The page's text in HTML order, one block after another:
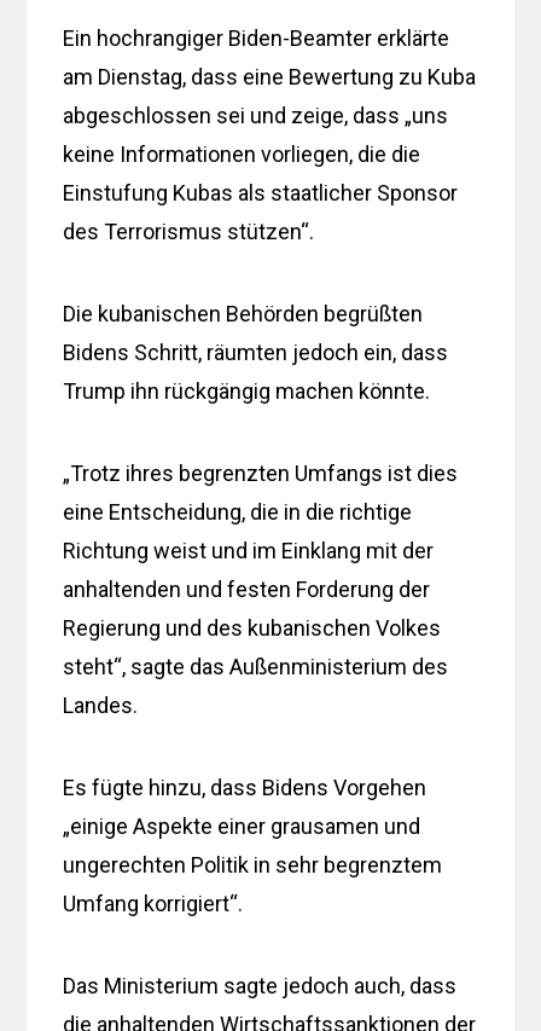
Ein hochrangiger Biden-Beamter erklärte
am Dienstag, dass eine Bewertung zu Kuba
abgeschlossen sei und zeige, dass „uns
keine Informationen vorliegen, die die
Einstufung Kubas als staatlicher Sponsor
des Terrorismus stützen“.
Die kubanischen Behörden begrüßten
Bidens Schritt, räumten jedoch ein, dass
Trump ihn rückgängig machen könnte.
„Trotz ihres begrenzten Umfangs ist dies
eine Entscheidung, die in die richtige
Richtung weist und im Einklang mit der
anhaltenden und festen Forderung der
Regierung und des kubanischen Volkes
steht“, sagte das Außenministerium des
Landes.
Es fügte hinzu, dass Bidens Vorgehen
„einige Aspekte einer grausamen und
ungerechten Politik in sehr begrenztem
Umfang korrigiert“.
Das Ministerium sagte jedoch auch, dass
die anhaltenden Wirtschaftssanktionen der